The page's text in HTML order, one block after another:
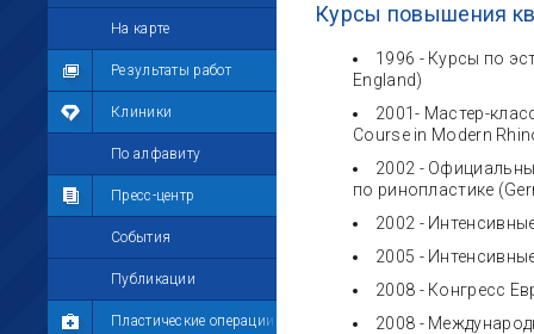
На карте
Результаты работ
Клиники
По алфавиту
Пресс-центр
События
Публикации
Пластические операции
Мой профиль
Мои сообщения
Мои фотографии
Мои комментарии
Мои друзья
Моё избранное
Мои настройки
Курсы повышения
1996 - Курсы по
England)
2001- Мастер-
Course in Modern
2002 -
по ринопластике
2002 -
2005 -
2008 - Конгресс
2008 -